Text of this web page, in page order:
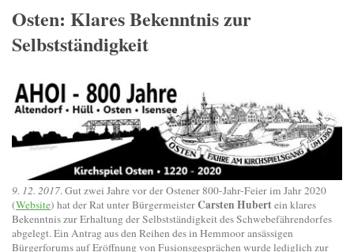
Osten: Klares Bekenntnis zur
Selbstständigkeit
9. 12. 2017. Gut zwei Jahre vor der Ostener 800-Jahr-Feier im Jahr 2020
(Website) hat der Rat unter BürgermeisterCarsten Hubertein klares
Bekenntnis zur Erhaltung der Selbstständigkeit des Schwebefährendorfes
abgelegt. Ein Antrag aus den Reihen des in Hemmoor ansässigen
Bürgerforums auf Eröffnung von Fusionsgesprächen wurde lediglich zur